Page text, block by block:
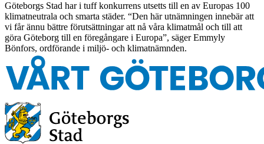
Göteborgs Stad har i tuff konkurrens utsetts till en av Europas 100
klimatneutrala och smarta städer. “Den här utnämningen innebär att
vi får ännu bättre förutsättningar att nå våra klimatmål och till att
göra Göteborg till en föregångare i Europa”, säger Emmyly
Bönfors, ordförande i miljö- och klimatnämnden.